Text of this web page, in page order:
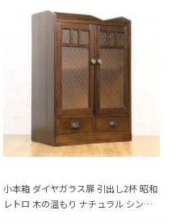
小本箱 ダイヤガラス扉 引出し2杯 昭和
レトロ 木の温もり ナチュラル シンプ